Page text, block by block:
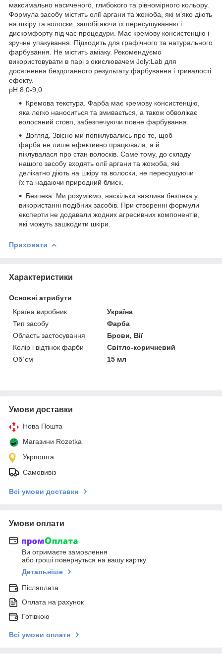
максимально насиченого, глибокого та рівномірного кольору.
Формула засобу містить олії аргани та жожоба, які м'яко діють
на шкіру та волоски, запобігаючи їх пересушуванню і
дискомфорту під час процедури. Має кремову консистенцію і
зручне упакування. Підходить для графічного та натурального
фарбування. Не містить аміаку. Рекомендуємо
використовувати в парі з окислювачем Joly:Lab для
досягнення бездоганного результату фарбування і тривалості
ефекту.
pH 8,0-9,0.
Кремова текстура. Фарба має кремову консистенцію,
яка легко наноситься та змивається, а також обволікає
волосяний стовп, забезпечуючи повне фарбування.
Догляд. Звісно ми попіклувались про те, щоб
фарба не лише ефективно працювала, а й
піклувалася про стан волосків. Саме тому, до складу
нашого засобу входять олії аргани та жожоба, які
делікатно діють на шкіру та волоски, не пересушуючи
їх та надаючи природний блиск.
Безпека. Ми розуміємо, наскільки важлива безпека у
використанні подібних засобів. При створенні формули
експерти не додавали жодних агресивних компонентів,
які можуть зашкодити шкіри.
Приховати
Характеристики
Основні атрибути
Країна виробник
Україна
Тип засобу
Фарба
Область застосування
Брови, Вії
Колір і відтінок фарби
Світло-коричневий
Об`єм
15 мл
Умови доставки
Нова Пошта
Магазини Rozetka
Укрпошта
Самовивіз
Всі умови доставки
Умови оплати
Ви отримаєте замовлення
або гроші повернуться на вашу картку
Детальніше
Післяплата
Оплата на рахунок
Готівкою
Всі умови оплати